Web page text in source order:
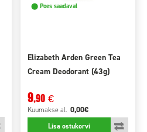
⬤ Poes saadaval
Elizabeth Arden Green Tea
Cream Deodorant (43g)
9,90 €
Kuumakse al. 0,00€
Lisa ostukorvi